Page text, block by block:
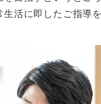
活に即したご指導